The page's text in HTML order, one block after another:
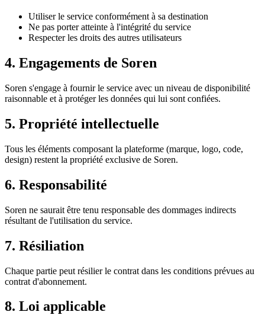
Utiliser le service conformément à sa destination
Ne pas porter atteinte à l'intégrité du service
Respecter les droits des autres utilisateurs
4. Engagements de Soren
Soren s'engage à fournir le service avec un niveau de disponibilité
raisonnable et à protéger les données qui lui sont confiées.
5. Propriété intellectuelle
Tous les éléments composant la plateforme (marque, logo, code,
design) restent la propriété exclusive de Soren.
6. Responsabilité
Soren ne saurait être tenu responsable des dommages indirects
résultant de l'utilisation du service.
7. Résiliation
Chaque partie peut résilier le contrat dans les conditions prévues au
contrat d'abonnement.
8. Loi applicable